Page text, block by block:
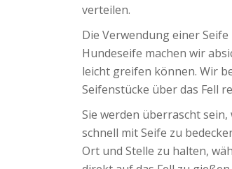
verteilen.
Die Verwendung einer
Hundeseife machen wir
leicht greifen können. Wir
Seifenstücke über das Fell
Sie werden überrascht sein,
schnell mit Seife zu
Ort und Stelle zu halten,